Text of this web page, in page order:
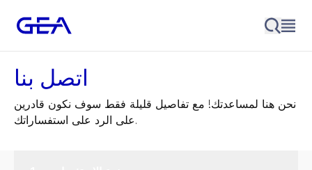
اتصل بنا
نحن هنا لمساعدتك! مع تفاصيل قليلة فقط سوف نكون قادرين
على الرد على استفساراتك.